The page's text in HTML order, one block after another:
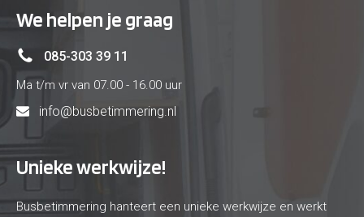
We helpen je graag
085-303 39 11
Ma t/m vr van 07.00 - 16.00 uur
info@busbetimmering.nl
Unieke werkwijze!
Busbetimmering hanteert een unieke werkwijze en werkt